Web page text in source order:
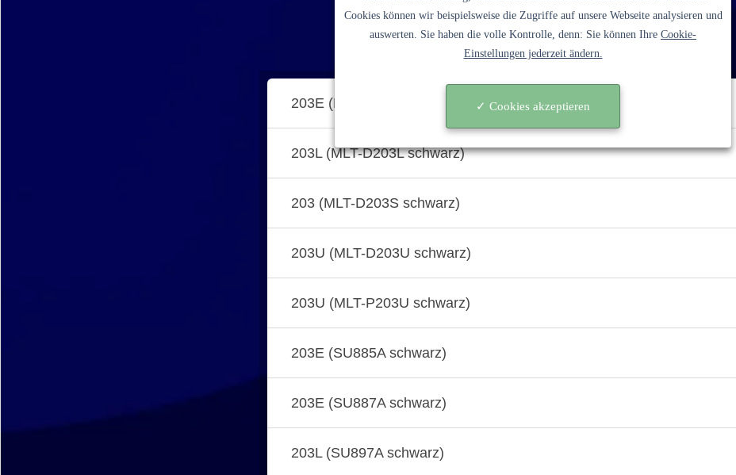
203E (MLT-D203E schwarz)
203L (MLT-D203L schwarz)
203 (MLT-D203S schwarz)
203U (MLT-D203U schwarz)
203U (MLT-P203U schwarz)
203E (SU885A schwarz)
203E (SU887A schwarz)
203L (SU897A schwarz)
Cookies können wir beispielsweise die Zugriffe auf unsere Webseite analysieren und
auswerten. Sie haben die volle Kontrolle, denn: Sie können Ihre Cookie-
Einstellungen jederzeit ändern.
✓ Cookies akzeptieren